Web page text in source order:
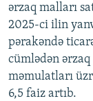
ərzaq malları
2025-ci ilin
pərakəndə
cümlədən
məmulatları
6,5 faiz artıb.